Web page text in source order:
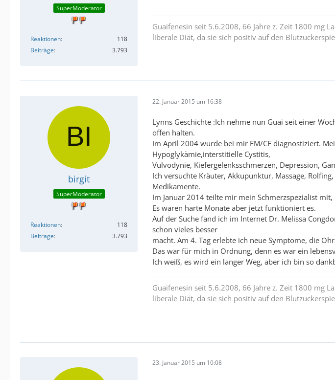
SuperModerator
Reaktionen
118
Beiträge
3.793
Guaifenesin seit 5.6.2008, 66 Jahre z. Zeit 1800 mg
liberale Diät, da sie sich positiv auf den
birgit
SuperModerator
Reaktionen
118
Beiträge
3.793
22. Januar 2015 um 16:38
Lynns Geschichte :Ich nehme nun Guai seit einer
offen halten.
Im April 2004 wurde bei mir FM/CF diagnostiziert.
Hypoglykämie,interstitielle Cystitis,
Vulvodynie, Kiefergelenksschmerzen, Depression,
Ich versuchte Kräuter, Akkupunktur, Massage,
Medikamente.
Im Januar 2014 teilte mir mein Schmerzspezialist
Es waren harte Monate aber jetzt funktioniert es.
Auf der Suche fand ich im Internet Dr. Melissa
schon vieles besser
macht. Am 4. Tag erlebte ich neue Symptome, die
Das war für mich in Ordnung, denn es war ein
Ich weiß, es wird ein langer Weg, aber ich bin so
Guaifenesin seit 5.6.2008, 66 Jahre z. Zeit 1800 mg
liberale Diät, da sie sich positiv auf den
23. Januar 2015 um 10:08